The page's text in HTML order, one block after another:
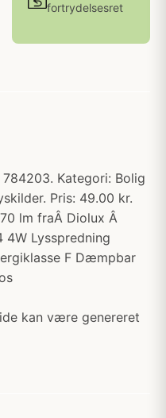
fortrydelsesret
Kategori: Bolig
Pris: 49.00 kr.
lm fraÂ Diolux Â
4W Lysspredning
F Dæmpbar
kan være genereret